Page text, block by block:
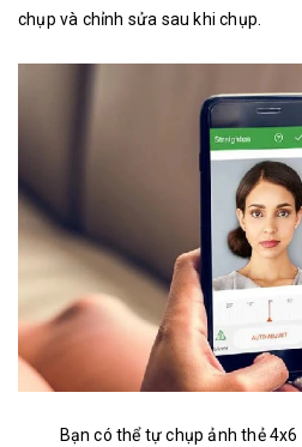
chụp và chỉnh sửa sau khi chụp.
Bạn có thể tự chụp ảnh thẻ